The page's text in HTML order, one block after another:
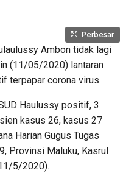
Perbesar
Ambon tidak lagi
(11/05/2020) lantaran
terpapar corona virus.
Haulussy positif, 3
kasus 26, kasus 27
Harian Gugus Tugas
Provinsi Maluku, Kasrul
5/2020).